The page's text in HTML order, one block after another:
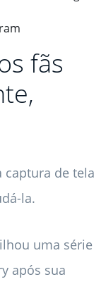
fãs
captura de tela
la.
uma série
após sua